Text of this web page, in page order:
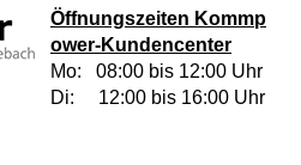
Öffnungszeiten Kommp
ower-Kundencenter
Mo: 08:00 bis 12:00 Uhr
Di: 12:00 bis 16:00 Uhr